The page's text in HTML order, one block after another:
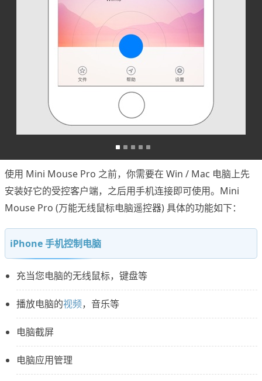
使用 Mini Mouse Pro 之前，你需要在 Win / Mac 电脑上先
安装好它的受控客户端，之后用手机连接即可使用。Mini
Mouse Pro (万能无线鼠标电脑遥控器) 具体的功能如下：
iPhone 手机控制电脑
充当您电脑的无线鼠标，键盘等
播放电脑的视频，音乐等
电脑截屏
电脑应用管理